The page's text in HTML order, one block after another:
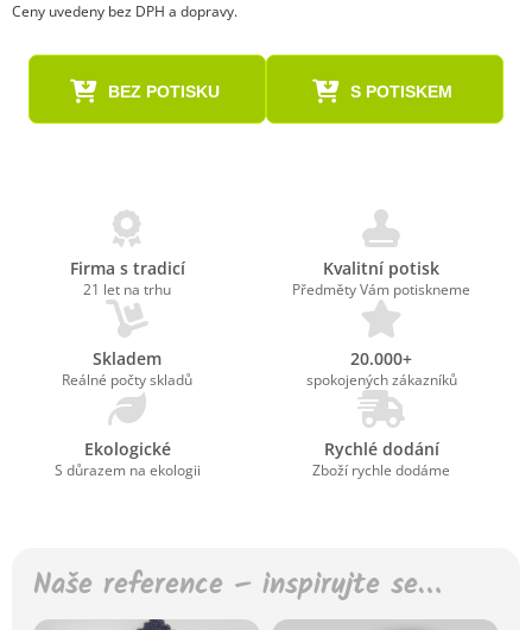
Ceny uvedeny bez DPH a dopravy.
BEZ POTISKU S POTISKEM
Firma s tradicí
21 let na trhu
Kvalitní potisk
Předměty Vám potiskneme
Skladem
Reálné počty skladů
20.000+
spokojených zákazníků
Ekologické
S důrazem na ekologii
Rychlé dodání
Zboží rychle dodáme
Naše reference – inspirujte se…